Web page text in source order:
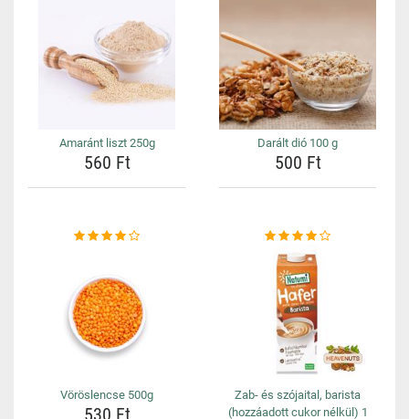
Amaránt liszt 250g
560 Ft
Darált dió 100 g
500 Ft
Vöröslencse 500g
530 Ft
Zab- és szójaital, barista
(hozzáadott cukor nélkül) 1